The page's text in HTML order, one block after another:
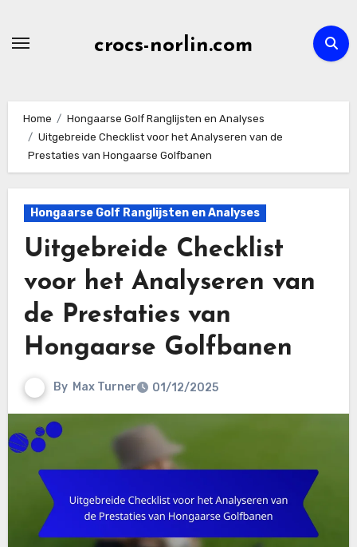
crocs-norlin.com
Home
Hongaarse Golf Ranglijsten en Analyses
Uitgebreide Checklist voor het Analyseren van de
Prestaties van Hongaarse Golfbanen
Hongaarse Golf Ranglijsten en Analyses
Uitgebreide Checklist
voor het Analyseren van
de Prestaties van
Hongaarse Golfbanen
By Max Turner 01/12/2025